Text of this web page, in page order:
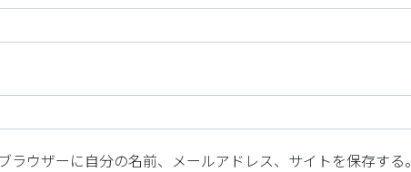
ウザーに自分の名前、メールアドレス、サイトを保存する。